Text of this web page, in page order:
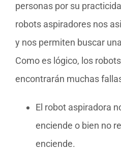
personas por su
robots aspiradores nos
y nos permiten buscar
Como es lógico, los
encontrarán muchas
El robot aspiradora
enciende o bien no
enciende.